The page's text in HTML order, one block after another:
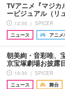
TVアニメ『マジ
ービジュアル（リ
12:00 ｜ SPICER
ニュース
アニ
朝美絢・音彩唯、
京宝塚劇場お披露
10:30 ｜ SPICER
ニュース
舞台